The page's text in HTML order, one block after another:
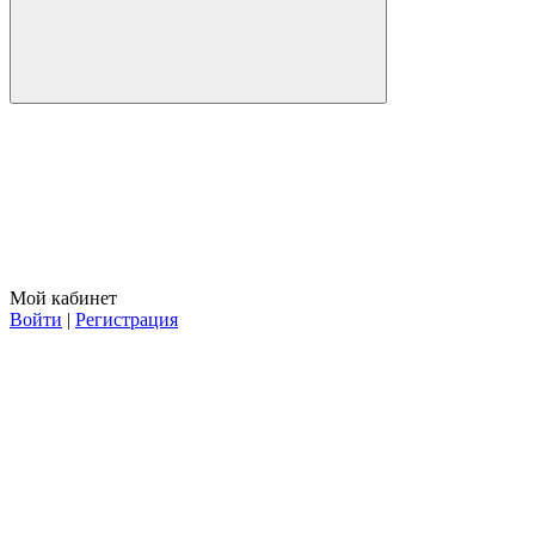
Мой кабинет
Войти | Регистрация